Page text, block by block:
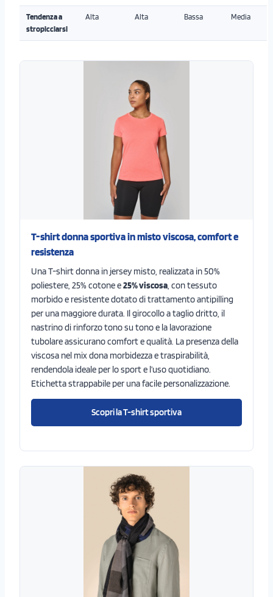
Tendenza a
stropicciarsi
Alta Alta Bassa Media
T-shirt donna sportiva in misto viscosa, comfort e
resistenza
Una T-shirt donna in jersey misto, realizzata in 50%
poliestere, 25% cotone e25% viscosa, con tessuto
morbido e resistente dotato di trattamento antipilling
per una maggiore durata. Il girocollo a taglio dritto, il
nastrino di rinforzo tono su tono e la lavorazione
tubolare assicurano comfort e qualità. La presenza della
viscosa nel mix dona morbidezza e traspirabilità,
rendendola ideale per lo sport e l’uso quotidiano.
Etichetta strappabile per una facile personalizzazione.
Scopri la T-shirt sportiva